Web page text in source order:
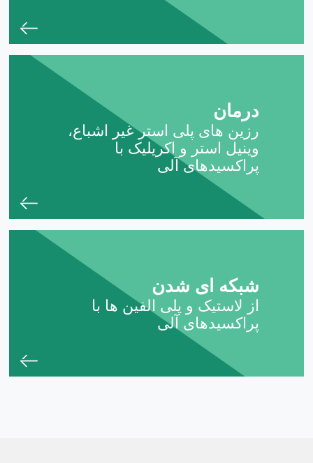
درمان
رزین های پلی استر غیر اشباع،
وینیل استر و اکریلیک با
پراکسیدهای آلی
شبکه ای شدن
از لاستیک و پلی الفین ها با
پراکسیدهای آلی